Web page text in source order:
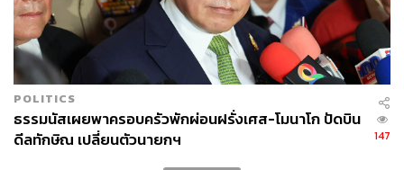
POLITICS
ธรรมนัสเผยพาครอบครัวพักผ่อนฝรั่งเศส-โมนาโก ปัดบิน
ดีลทักษิณ เปลี่ยนตัวนายกฯ
147